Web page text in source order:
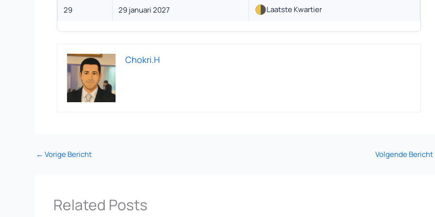
29 29 januari 2027 Laatste Kwartier
Chokri.H
← Vorige Bericht Volgende Bericht
Related Posts